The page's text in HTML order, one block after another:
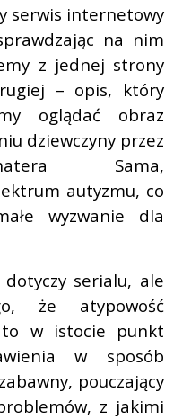
serwis internetowy
na nim
z jednej strony
– opis, który
oglądać obraz
dziewczyny przez
Sama,
autyzmu, co
wyzwanie dla
serialu, ale
że atypowość
to w istocie punkt
w sposób
pouczający
z jakimi